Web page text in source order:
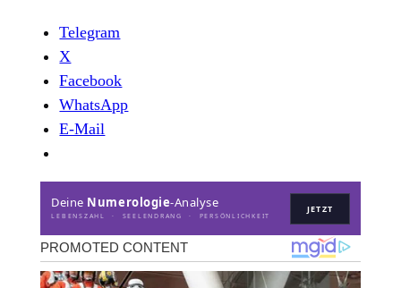
Telegram
X
Facebook
WhatsApp
E-Mail
Deine Numerologie-Analyse
LEBENSZAHL · SEELENDRANG · PERSÖNLICHKEIT
JETZT